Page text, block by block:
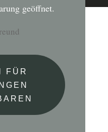
geöffnet.
FÜR